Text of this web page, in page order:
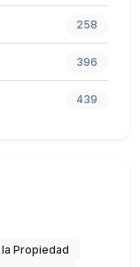
258
396
439
Propiedad